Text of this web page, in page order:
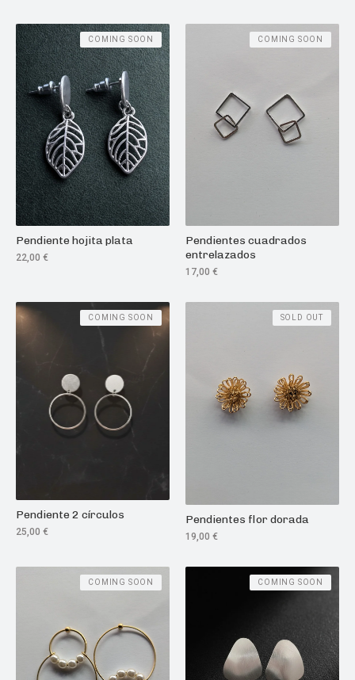
Pendiente hojita plata
22,00 €
COMING SOON
Pendientes cuadrados
entrelazados
17,00 €
COMING SOON
Pendiente 2 círculos
25,00 €
COMING SOON
Pendientes flor dorada
19,00 €
SOLD OUT
COMING SOON COMING SOON